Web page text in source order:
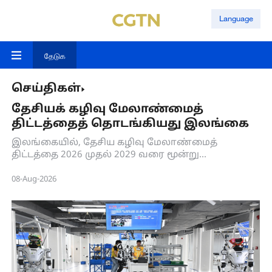
Language
தேடுக
செய்திகள்
தேசியக் கழிவு மேலாண்மைத்
திட்டத்தைத் தொடங்கியது இலங்கை
இலங்கையில், தேசிய கழிவு மேலாண்மைத்
திட்டத்தை 2026 முதல் 2029 வரை மூன்று
08-Aug-2026